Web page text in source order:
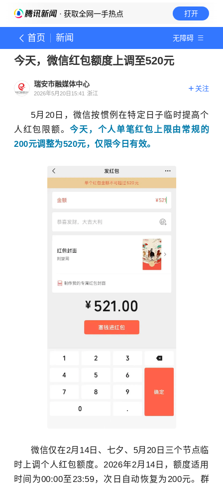
· 获取全网一手热点 打开
首页 新闻 无障碍
今天，微信红包额度上调至520元
瑞安市融媒体中心
2026年5月20日15:41 浙江
关注
5月20日，微信按惯例在特定日子临时提高个
人红包限额。今天，个人单笔红包上限由常规的
200元调整为520元，仅限今日有效。
微信仅在2月14日、七夕、5月20日三个节点临
时上调个人红包额度。2026年2月14日，额度适用
时间为00:00至23:59，次日自动恢复为200元。群